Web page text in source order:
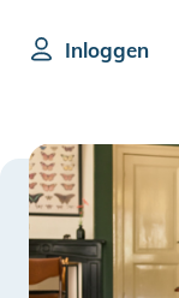
Inloggen